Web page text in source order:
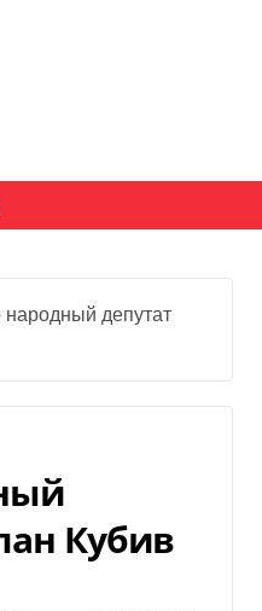
народный депутат
Кубив